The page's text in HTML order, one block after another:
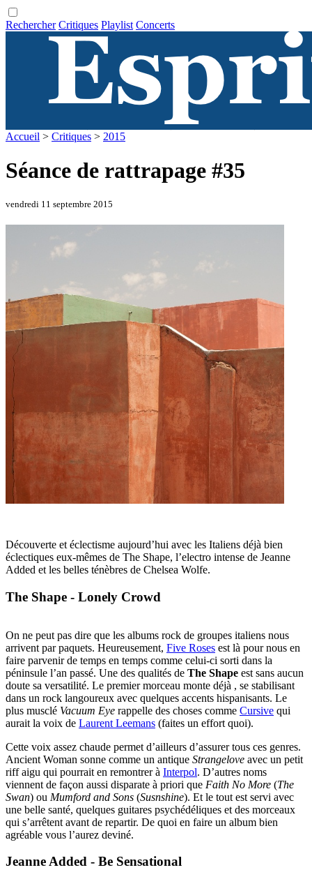
Rechercher Critiques Playlist Concerts
Accueil > Critiques > 2015
Séance de rattrapage #35
vendredi 11 septembre 2015
Découverte et éclectisme aujourd’hui avec les Italiens déjà bien
éclectiques eux-mêmes de The Shape, l’electro intense de Jeanne
Added et les belles ténèbres de Chelsea Wolfe.
The Shape - Lonely Crowd
On ne peut pas dire que les albums rock de groupes italiens nous
arrivent par paquets. Heureusement, Five Roses est là pour nous en
faire parvenir de temps en temps comme celui-ci sorti dans la
péninsule l’an passé. Une des qualités de The Shape est sans aucun
doute sa versatilité. Le premier morceau monte déjà , se stabilisant
dans un rock langoureux avec quelques accents hispanisants. Le
plus musclé Vacuum Eye rappelle des choses comme Cursive qui
aurait la voix de Laurent Leemans (faites un effort quoi).
Cette voix assez chaude permet d’ailleurs d’assurer tous ces genres.
Ancient Woman sonne comme un antique Strangelove avec un petit
riff aigu qui pourrait en remontrer à Interpol. D’autres noms
viennent de façon aussi disparate à priori que Faith No More (The
Swan) ou Mumford and Sons (Susnshine). Et le tout est servi avec
une belle santé, quelques guitares psychédéliques et des morceaux
qui s’arrêtent avant de repartir. De quoi en faire un album bien
agréable vous l’aurez deviné.
Jeanne Added - Be Sensational